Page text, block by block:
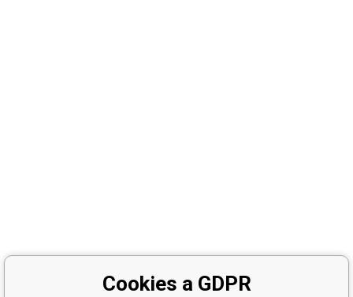
Cookies a GDPR